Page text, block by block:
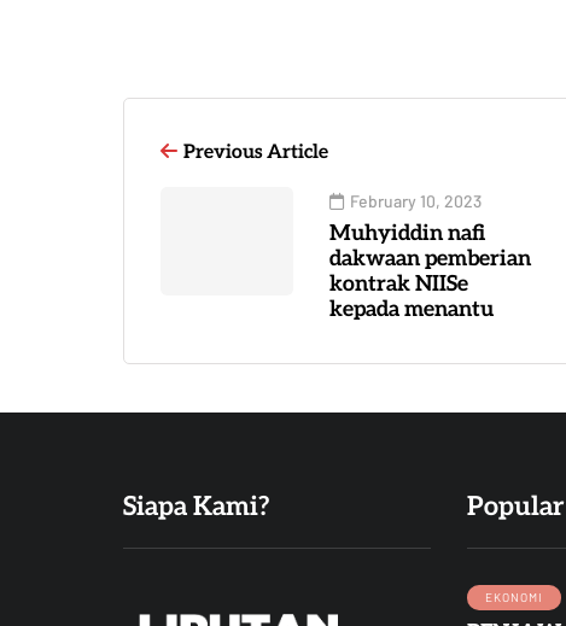
Previous Article
February 10, 2023
Muhyiddin nafi
dakwaan pemberian
kontrak NIISe
kepada menantu
Siapa Kami? Popular
EKONOMI